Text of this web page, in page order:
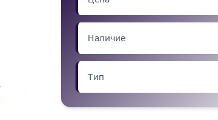
Наличие
Тип